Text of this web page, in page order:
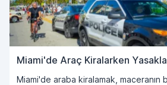
Miami'de Araç Kiralarken
Miami'de araba kiralamak, maceranın